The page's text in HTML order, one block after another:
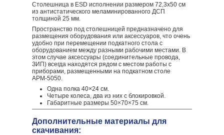
Столешница в ESD исполнении размером 72,3х50 см
из антистатического меламинированного ДСП
толщиной 25 мм.
Пространство под столешницей предназначено для
размещения оборудования или аксессуаров, что очень
удобно при перемещении подкатного стола с
оборудованием между разными рабочими местами. В
этом случае аксессуары (соединительные провода,
ЗИП) всегда находятся рядом с местом работы с
приборами, размещенными на подкатном столе
АРМ-5050.
Одна полка 40×24 см.
Четыре колеса, два из них с блокировкой.
Габаритные размеры 50×70×75 см.
Дополнительные материалы для
скачивания: